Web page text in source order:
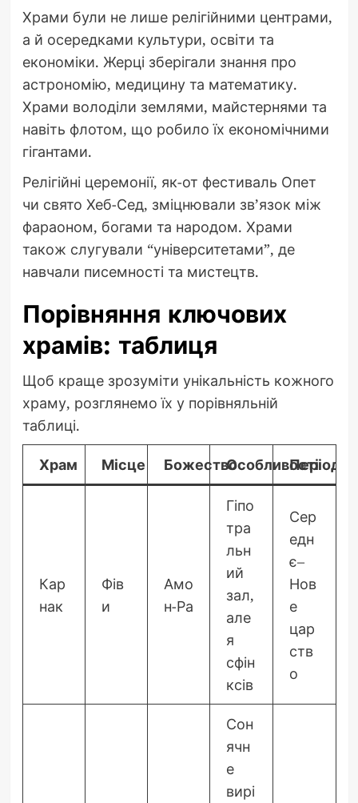
Храми були не лише релігійними центрами,
а й осередками культури, освіти та
економіки. Жерці зберігали знання про
астрономію, медицину та математику.
Храми володіли землями, майстернями та
навіть флотом, що робило їх економічними
гігантами.
Релігійні церемонії, як-от фестиваль Опет
чи свято Хеб-Сед, зміцнювали зв’язок між
фараоном, богами та народом. Храми
також слугували “університетами”, де
навчали писемності та мистецтв.
Порівняння ключових
храмів: таблиця
Щоб краще зрозуміти унікальність кожного
храму, розглянемо їх у порівняльній
таблиці.
Храм Місце БожествоОсобливості
Період
Кар
нак
Фів
и
Амо
н-Ра
Гіпо
тра
льн
ий
зал,
але
я
сфін
ксів
Сер
едн
є–
Нов
е
цар
ств
о
Сон
ячн
е
вирі